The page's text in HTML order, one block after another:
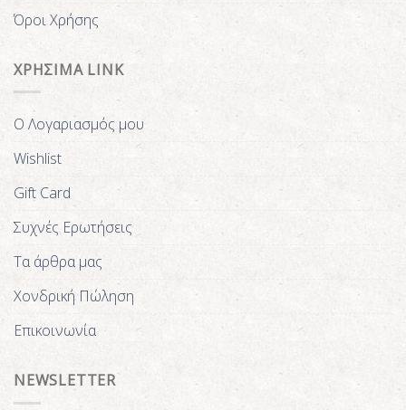
Όροι Χρήσης
ΧΡΗΣΙΜΑ LINK
Ο Λογαριασμός μου
Wishlist
Gift Card
Συχνές Ερωτήσεις
Τα άρθρα μας
Χονδρική Πώληση
Επικοινωνία
NEWSLETTER